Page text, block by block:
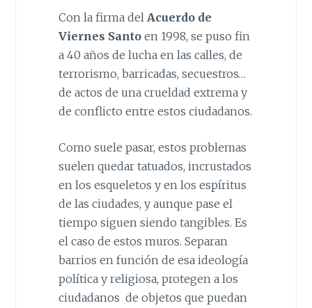
Con la firma del Acuerdo de
Viernes Santoen 1998, se puso fin
a 40 años de lucha en las calles, de
terrorismo, barricadas, secuestros…
de actos de una crueldad extrema y
de conflicto entre estos ciudadanos.
Como suele pasar, estos problemas
suelen quedar tatuados, incrustados
en los esqueletos y en los espíritus
de las ciudades, y aunque pase el
tiempo siguen siendo tangibles. Es
el caso de estos muros. Separan
barrios en función de esa ideología
política y religiosa, protegen a los
ciudadanos de objetos que puedan